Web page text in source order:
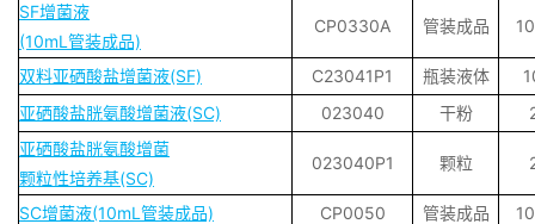
SF增菌液
(10mL管装成品)
CP0330A 管装成品
双料亚硒酸盐增菌液(SF) C23041P1 瓶装液体
亚硒酸盐胱氨酸增菌液(SC)
023040 干粉
亚硒酸盐胱氨酸增菌
颗粒性培养基(SC)
023040P1 颗粒
SC增菌液(10mL管装成品) CP0050 管装成品